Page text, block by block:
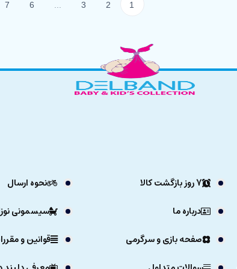
1
2
3
6
7
7 روز بازگشت کالا
نحوه ارسال
درباره ما
سیسمونی
صفحه بازی و سرگرمی
قوانین و